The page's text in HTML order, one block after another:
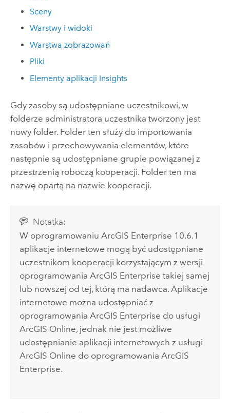
Sceny
Warstwy i widoki
Warstwa zobrazowań
Pliki
Elementy aplikacji Insights
Gdy zasoby są udostępniane uczestnikowi, w
folderze administratora uczestnika tworzony jest
nowy folder. Folder ten służy do importowania
zasobów i przechowywania elementów, które
następnie są udostępniane grupie powiązanej z
przestrzenią roboczą kooperacji. Folder ten ma
nazwę opartą na nazwie kooperacji.
Notatka:
W oprogramowaniuArcGIS Enterprise 10.6.1
aplikacje internetowe mogą być udostępniane
uczestnikom kooperacji korzystającym z wersji
oprogramowaniaArcGIS Enterprise takiej samej
lub nowszej od tej, którą ma nadawca. Aplikacje
internetowe można udostępniać z
oprogramowaniaArcGIS Enterprise do usługi
ArcGIS Online, jednak nie jest możliwe
udostępnianie aplikacji internetowych z usługi
ArcGIS Online do oprogramowaniaArcGIS
Enterprise.